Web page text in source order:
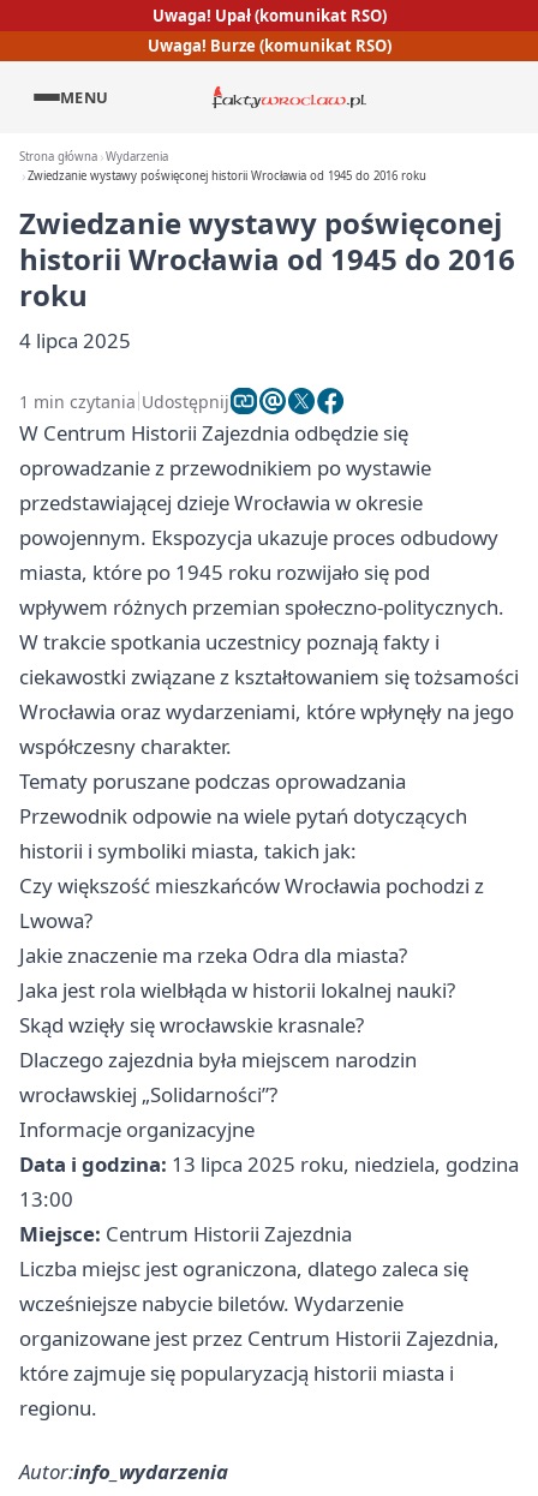
Uwaga! Upał (komunikat RSO)
Uwaga! Burze (komunikat RSO)
MENU
Strona główna Wydarzenia
Zwiedzanie wystawy poświęconej historii Wrocławia od 1945 do 2016 roku
Zwiedzanie wystawy poświęconej
historii Wrocławia od 1945 do 2016
roku
4 lipca 2025
1 min czytania Udostępnij
W Centrum Historii Zajezdnia odbędzie się
oprowadzanie z przewodnikiem po wystawie
przedstawiającej dzieje Wrocławia w okresie
powojennym. Ekspozycja ukazuje proces odbudowy
miasta, które po 1945 roku rozwijało się pod
wpływem różnych przemian społeczno-politycznych.
W trakcie spotkania uczestnicy poznają fakty i
ciekawostki związane z kształtowaniem się tożsamości
Wrocławia oraz wydarzeniami, które wpłynęły na jego
współczesny charakter.
Tematy poruszane podczas oprowadzania
Przewodnik odpowie na wiele pytań dotyczących
historii i symboliki miasta, takich jak:
Czy większość mieszkańców Wrocławia pochodzi z
Lwowa?
Jakie znaczenie ma rzeka Odra dla miasta?
Jaka jest rola wielbłąda w historii lokalnej nauki?
Skąd wzięły się wrocławskie krasnale?
Dlaczego zajezdnia była miejscem narodzin
wrocławskiej „Solidarności”?
Informacje organizacyjne
Data i godzina: 13 lipca 2025 roku, niedziela, godzina
13:00
Miejsce: Centrum Historii Zajezdnia
Liczba miejsc jest ograniczona, dlatego zaleca się
wcześniejsze nabycie biletów. Wydarzenie
organizowane jest przez Centrum Historii Zajezdnia,
które zajmuje się popularyzacją historii miasta i
regionu.
Autor:info_wydarzenia